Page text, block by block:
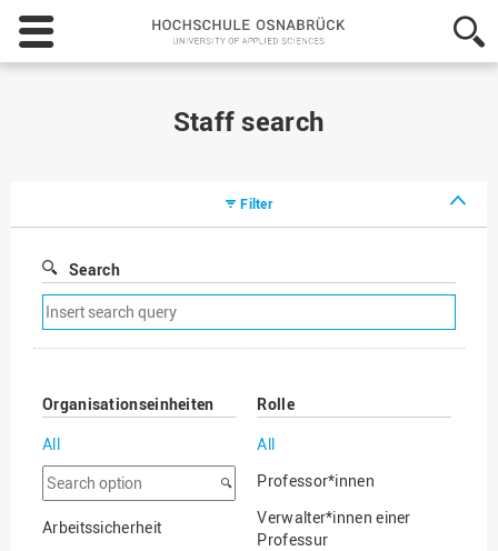
Hochschule
Osnabrück
-
Staff search
Filter
Search
Remove
search
filter
Organisationseinheiten
All
Search
option
Arbeitssicherheit
Rolle
All
Professor*innen
Verwalter*innen einer
Professur